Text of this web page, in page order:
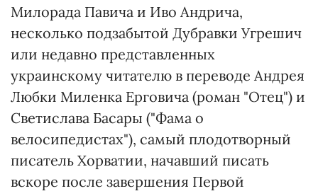
Милорада Павича и Иво Андрича,
несколько подзабытой Дубравки Угрешич
или недавно представленных
украинскому читателю в переводе Андрея
Любки Миленка Ерговича (роман "Отец") и
Светислава Басары ("Фама о
велосипедистах"), самый плодотворный
писатель Хорватии, начавший писать
вскоре после завершения Первой